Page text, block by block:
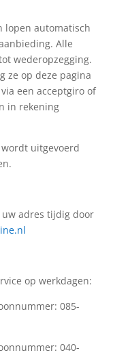
lopen automatisch
Alle
wederopzegging.
ze op deze pagina
een acceptgiro of
in rekening
uitgevoerd
adres tijdig door
op werkdagen:
085-
040-